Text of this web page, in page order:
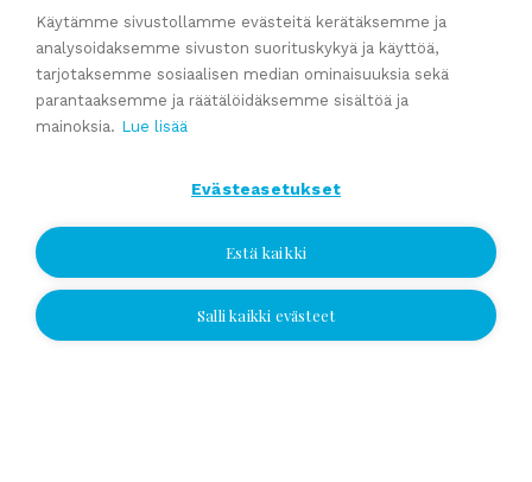
Ajankohtaista
Yrityskauppablogi: Miksi käyttää yritysvälittäjää
yrityskaupassa?
Yrityskauppablogi: Yritysvälittäjän työ kulissien takana
Yrityskauppablogi: Miten valmistella yritys myyntikuntoon 12
Jätä yhteydenottopyyntö
Käytämme sivustollamme evästeitä kerätäksemme ja
analysoidaksemme sivuston suorituskykyä ja käyttöä,
tarjotaksemme sosiaalisen median ominaisuuksia sekä
parantaaksemme ja räätälöidäksemme sisältöä ja
mainoksia. Lue lisää
Evästeasetukset
Estä kaikki
Salli kaikki evästeet